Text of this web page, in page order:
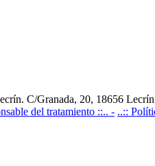
C/Granada, 20, 18656
del tratamiento ::.. - ..::